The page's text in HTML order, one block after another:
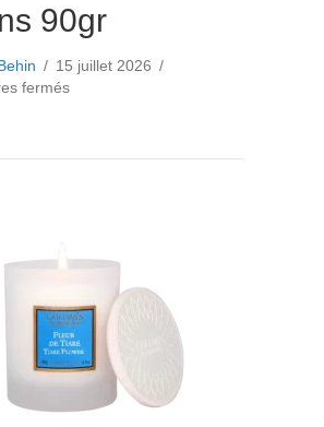
90gr
/ 15 juillet 2026 /
ferméssur
Bougie Premiers Flocons 90gr